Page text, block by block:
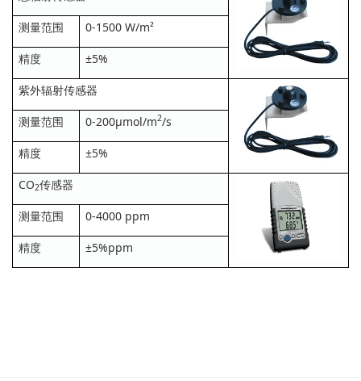
测量范围 0-1500 W/m²
精度 ±5%
紫外辐射传感器
测量范围 0-200μmol/m2/s
精度 ±5%
CO2传感器
测量范围 0-4000 ppm
精度 ±5%ppm